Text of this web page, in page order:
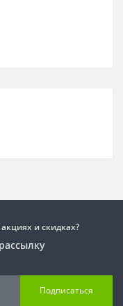
и скидках?
Подписаться